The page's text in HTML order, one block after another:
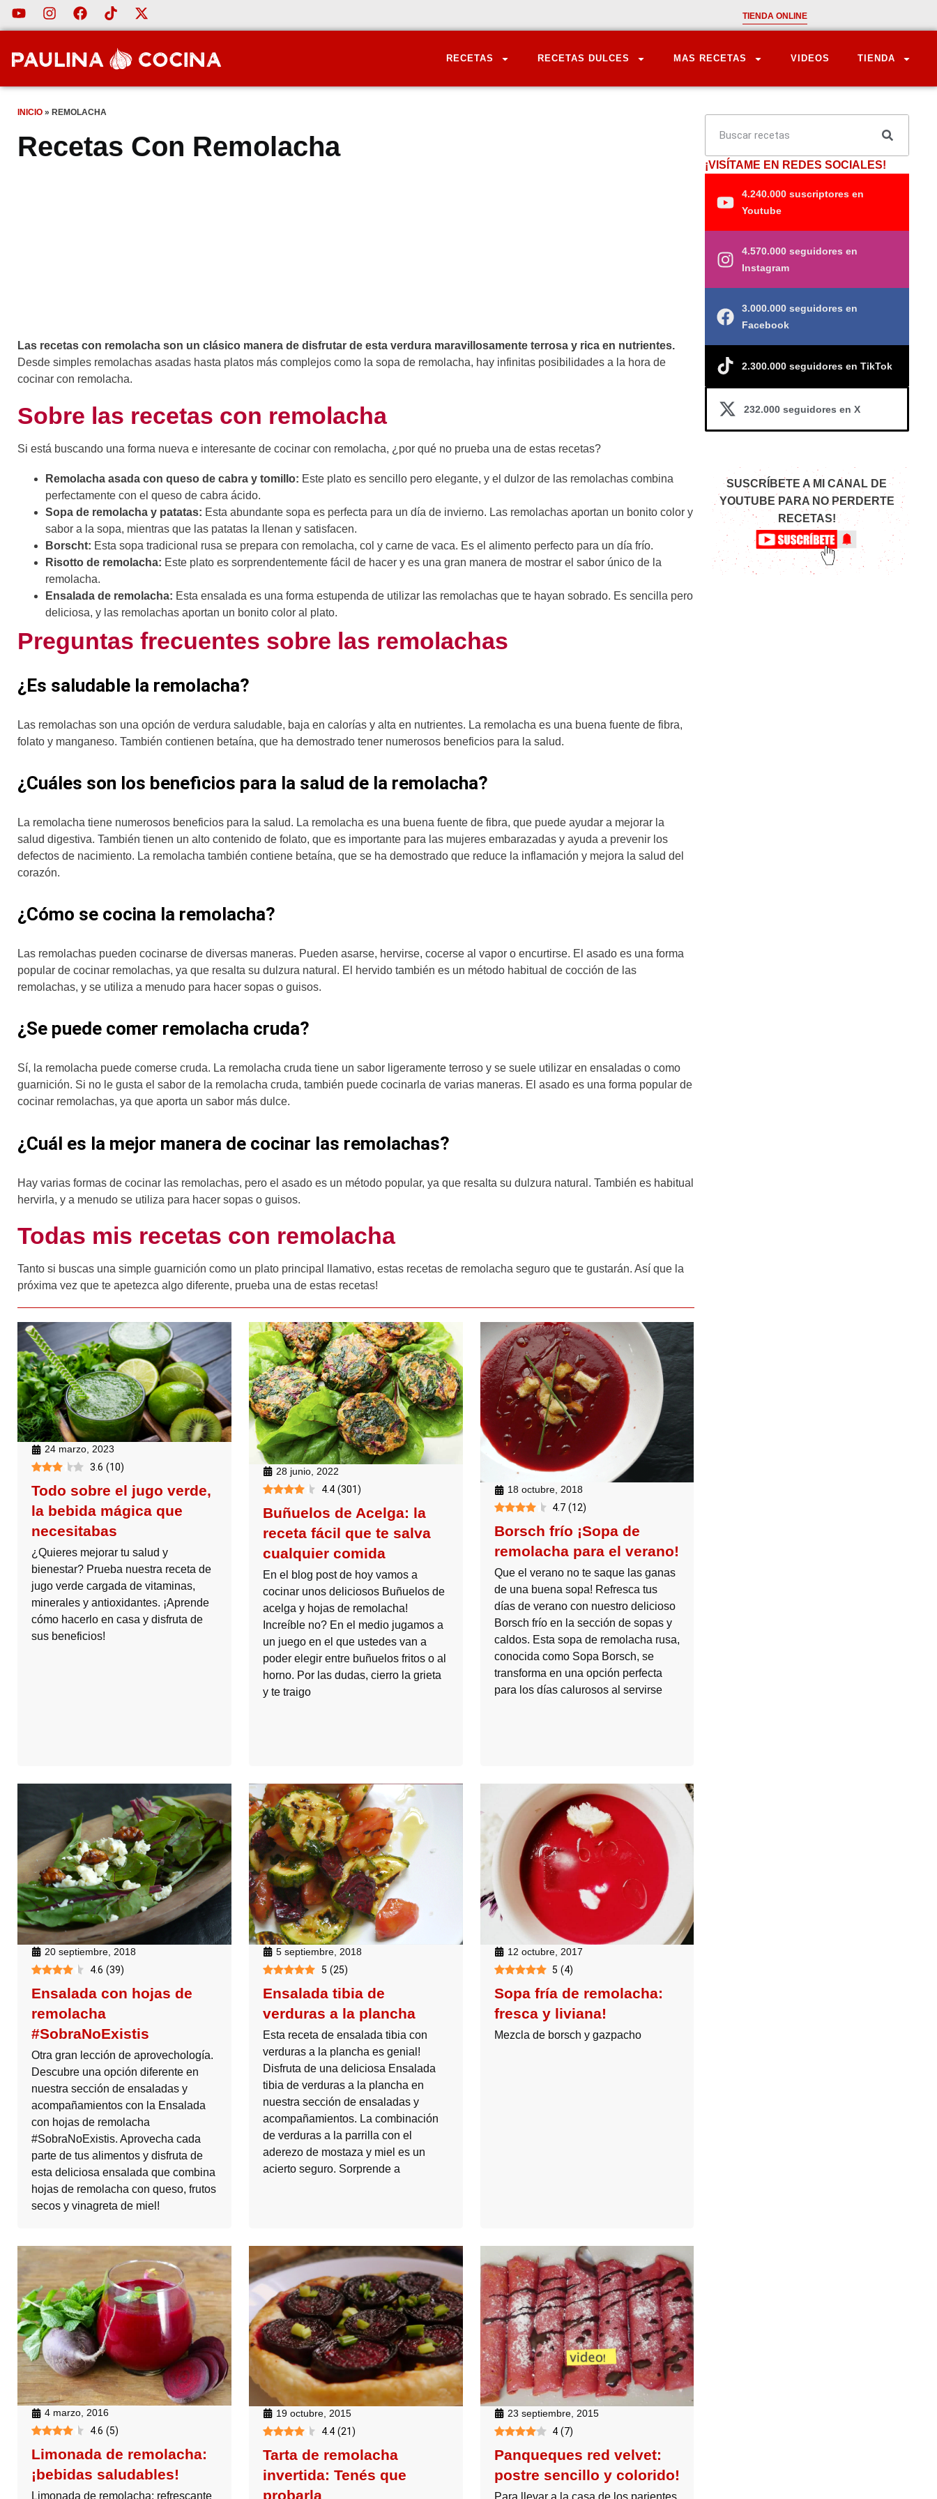
TIENDA ONLINE
RECETAS RECETAS DULCES MAS RECETAS VIDEOS TIENDA
INICIO » REMOLACHA
Recetas Con Remolacha
Las recetas con remolacha son un clásico manera de disfrutar de esta verdura maravillosamente terrosa y rica en nutrientes.
Desde simples remolachas asadas hasta platos más complejos como la sopa de remolacha, hay infinitas posibilidades a la hora de
cocinar con remolacha.
Sobre las recetas con remolacha
Si está buscando una forma nueva e interesante de cocinar con remolacha, ¿por qué no prueba una de estas recetas?
Remolacha asada con queso de cabra y tomillo: Este plato es sencillo pero elegante, y el dulzor de las remolachas combina
perfectamente con el queso de cabra ácido.
Sopa de remolacha y patatas: Esta abundante sopa es perfecta para un día de invierno. Las remolachas aportan un bonito color y
sabor a la sopa, mientras que las patatas la llenan y satisfacen.
Borscht: Esta sopa tradicional rusa se prepara con remolacha, col y carne de vaca. Es el alimento perfecto para un día frío.
Risotto de remolacha: Este plato es sorprendentemente fácil de hacer y es una gran manera de mostrar el sabor único de la
remolacha.
Ensalada de remolacha: Esta ensalada es una forma estupenda de utilizar las remolachas que te hayan sobrado. Es sencilla pero
deliciosa, y las remolachas aportan un bonito color al plato.
Preguntas frecuentes sobre las remolachas
¿Es saludable la remolacha?
Las remolachas son una opción de verdura saludable, baja en calorías y alta en nutrientes. La remolacha es una buena fuente de fibra,
folato y manganeso. También contienen betaína, que ha demostrado tener numerosos beneficios para la salud.
¿Cuáles son los beneficios para la salud de la remolacha?
La remolacha tiene numerosos beneficios para la salud. La remolacha es una buena fuente de fibra, que puede ayudar a mejorar la
salud digestiva. También tienen un alto contenido de folato, que es importante para las mujeres embarazadas y ayuda a prevenir los
defectos de nacimiento. La remolacha también contiene betaína, que se ha demostrado que reduce la inflamación y mejora la salud del
corazón.
¿Cómo se cocina la remolacha?
Las remolachas pueden cocinarse de diversas maneras. Pueden asarse, hervirse, cocerse al vapor o encurtirse. El asado es una forma
popular de cocinar remolachas, ya que resalta su dulzura natural. El hervido también es un método habitual de cocción de las
remolachas, y se utiliza a menudo para hacer sopas o guisos.
¿Se puede comer remolacha cruda?
Sí, la remolacha puede comerse cruda. La remolacha cruda tiene un sabor ligeramente terroso y se suele utilizar en ensaladas o como
guarnición. Si no le gusta el sabor de la remolacha cruda, también puede cocinarla de varias maneras. El asado es una forma popular de
cocinar remolachas, ya que aporta un sabor más dulce.
¿Cuál es la mejor manera de cocinar las remolachas?
Hay varias formas de cocinar las remolachas, pero el asado es un método popular, ya que resalta su dulzura natural. También es habitual
hervirla, y a menudo se utiliza para hacer sopas o guisos.
Todas mis recetas con remolacha
Tanto si buscas una simple guarnición como un plato principal llamativo, estas recetas de remolacha seguro que te gustarán. Así que la
próxima vez que te apetezca algo diferente, prueba una de estas recetas!
24 marzo, 2023
3.6 (10)
Todo sobre el jugo verde,
la bebida mágica que
necesitabas
¿Quieres mejorar tu salud y
bienestar? Prueba nuestra receta de
jugo verde cargada de vitaminas,
minerales y antioxidantes. ¡Aprende
cómo hacerlo en casa y disfruta de
sus beneficios!
28 junio, 2022
4.4 (301)
Buñuelos de Acelga: la
receta fácil que te salva
cualquier comida
En el blog post de hoy vamos a
cocinar unos deliciosos Buñuelos de
acelga y hojas de remolacha!
Increíble no? En el medio jugamos a
un juego en el que ustedes van a
poder elegir entre buñuelos fritos o al
horno. Por las dudas, cierro la grieta
y te traigo
18 octubre, 2018
4.7 (12)
Borsch frío ¡Sopa de
remolacha para el verano!
Que el verano no te saque las ganas
de una buena sopa! Refresca tus
días de verano con nuestro delicioso
Borsch frío en la sección de sopas y
caldos. Esta sopa de remolacha rusa,
conocida como Sopa Borsch, se
transforma en una opción perfecta
para los días calurosos al servirse
20 septiembre, 2018
4.6 (39)
Ensalada con hojas de
remolacha
#SobraNoExistis
Otra gran lección de aprovechología.
Descubre una opción diferente en
nuestra sección de ensaladas y
acompañamientos con la Ensalada
con hojas de remolacha
#SobraNoExistis. Aprovecha cada
parte de tus alimentos y disfruta de
esta deliciosa ensalada que combina
hojas de remolacha con queso, frutos
secos y vinagreta de miel!
5 septiembre, 2018
5 (25)
Ensalada tibia de
verduras a la plancha
Esta receta de ensalada tibia con
verduras a la plancha es genial!
Disfruta de una deliciosa Ensalada
tibia de verduras a la plancha en
nuestra sección de ensaladas y
acompañamientos. La combinación
de verduras a la parrilla con el
aderezo de mostaza y miel es un
acierto seguro. Sorprende a
12 octubre, 2017
5 (4)
Sopa fría de remolacha:
fresca y liviana!
Mezcla de borsch y gazpacho
4 marzo, 2016
4.6 (5)
Limonada de remolacha:
¡bebidas saludables!
Limonada de remolacha: refrescante
19 octubre, 2015
4.4 (21)
Tarta de remolacha
invertida: Tenés que
probarla
23 septiembre, 2015
4 (7)
Panqueques red velvet:
postre sencillo y colorido!
Para llevar a la casa de los parientes.
¡VISÍTAME EN REDES SOCIALES!
4.240.000 suscriptores en
Youtube
4.570.000 seguidores en
Instagram
3.000.000 seguidores en
Facebook
2.300.000 seguidores en TikTok
232.000 seguidores en X
SUSCRÍBETE A MI CANAL DE
YOUTUBE PARA NO PERDERTE
RECETAS!